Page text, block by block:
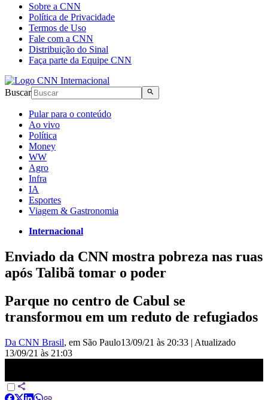
Sobre a CNN
Política de Privacidade
Termos de Uso
Fale com a CNN
Distribuição do Sinal
Faça parte da Equipe CNN
Buscar
Pular para o conteúdo
Ao vivo
Política
Money
WW
Agro
Infra
IA
Esportes
Viagem & Gastronomia
Internacional
Enviado da CNN mostra pobreza nas ruas
após Talibã tomar o poder
Parque no centro de Cabul se
transformou em um reduto de refugiados
Da CNN Brasil, em São Paulo13/09/21 às 20:33 | Atualizado
13/09/21 às 21:03